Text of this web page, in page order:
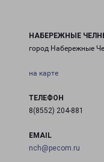
НАБЕРЕЖНЫЕ
город Набережные
на карте
ТЕЛЕФОН
8(8552) 204-881
EMAIL
nch@pecom.ru